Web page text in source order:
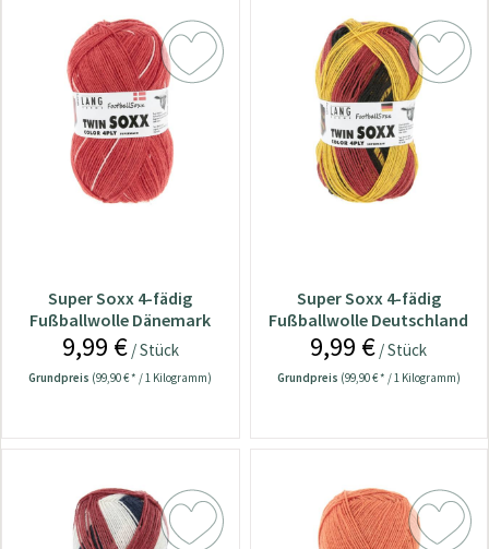
Super Soxx 4-fädig
Fußballwolle Dänemark
9,99 €/ Stück
Grundpreis (99,90 € * / 1 Kilogramm)
Super Soxx 4-fädig
Fußballwolle Deutschland
9,99 € / Stück
Grundpreis (99,90 € * / 1 Kilogramm)